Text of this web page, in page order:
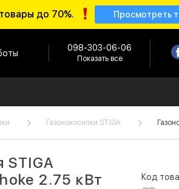
до 70%. Просмотреть
098-303-06-06
Показать все
Газонокосилки STIGA
STIGA
2.75 кВт
Код